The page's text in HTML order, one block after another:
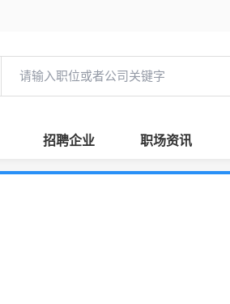
招聘企业 职场资讯